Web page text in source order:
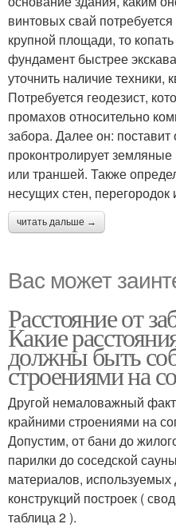
винтовых свай
крупной площади, то
фундамент быстрее
уточнить наличие техники,
Потребуется геодезист,
промахов относительно
забора. Далее он: поставит
проконтролирует
или траншей. Также
несущих стен, перегородок
читать дальше →
Вас может
Расстояние от
Какие
должны быть
строениями на
Другой немаловажный
крайними строениями на
Допустим, от бани до
парилки до соседской
материалов,
конструкций построек (
таблица 2 ).